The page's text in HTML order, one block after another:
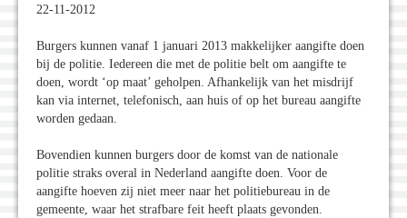
22-11-2012
Burgers kunnen vanaf 1 januari 2013 makkelijker aangifte doen
bij de politie. Iedereen die met de politie belt om aangifte te
doen, wordt ‘op maat’ geholpen. Afhankelijk van het misdrijf
kan via internet, telefonisch, aan huis of op het bureau aangifte
worden gedaan.
Bovendien kunnen burgers door de komst van de nationale
politie straks overal in Nederland aangifte doen. Voor de
aangifte hoeven zij niet meer naar het politiebureau in de
gemeente, waar het strafbare feit heeft plaats gevonden.